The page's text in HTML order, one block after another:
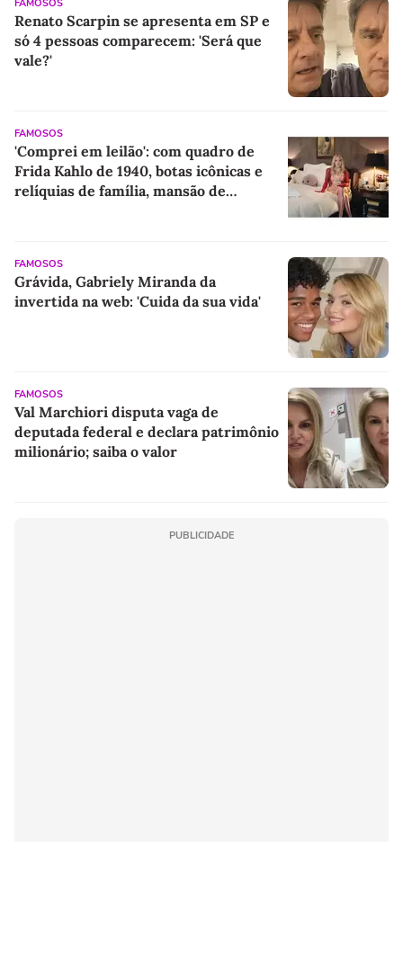
FAMOSOS
Renato Scarpin se apresenta em SP e
só 4 pessoas comparecem: 'Será que
vale?'
FAMOSOS
'Comprei em leilão': com quadro de
Frida Kahlo de 1940, botas icônicas e
relíquias de família, mansão de
FAMOSOS
Grávida, Gabriely Miranda da
invertida na web: 'Cuida da sua vida'
FAMOSOS
Val Marchiori disputa vaga de
deputada federal e declara patrimônio
milionário; saiba o valor
PUBLICIDADE